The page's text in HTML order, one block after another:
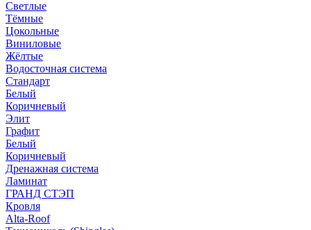
Светлые
Тёмные
Цокольные
Виниловые
Жёлтые
Водосточная система
Стандарт
Белый
Коричневый
Элит
Графит
Белый
Коричневый
Дренажная система
Ламинат
ГРАНД СТЭП
Кровля
Alta-Roof